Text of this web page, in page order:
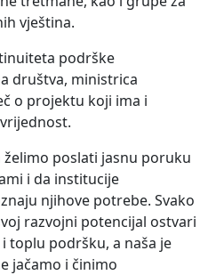
vještina.
podrške
društva, ministrica
o projektu koji ima i
poslati jasnu poruku
i da institucije
njihove potrebe. Svako
razvojni potencijal ostvari
toplu podršku, a naša je
jačamo i činimo